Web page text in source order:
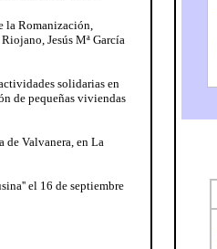
la Romanización,
Jesús Mª García
solidarias en
de pequeñas viviendas
de Valvanera, en La
el 16 de septiembre